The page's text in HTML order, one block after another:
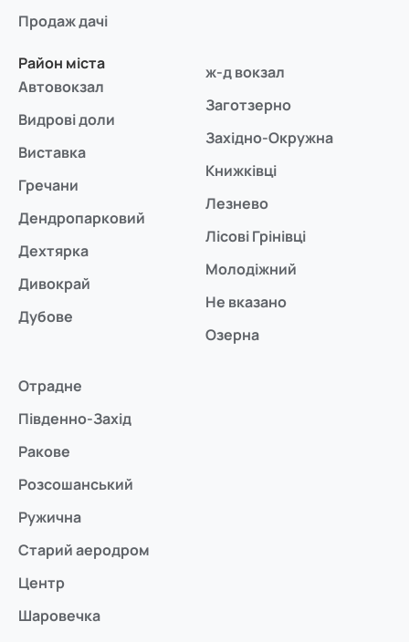
Продаж дачі
Район міста
Автовокзал
Видрові доли
Виставка
Гречани
Дендропарковий
Дехтярка
Дивокрай
Дубове
ж-д вокзал
Заготзерно
Західно-Окружна
Книжківці
Лезнево
Лісові Грінівці
Молодіжний
Не вказано
Озерна
Отрадне
Південно-Захід
Ракове
Розсошанський
Ружична
Старий аеродром
Центр
Шаровечка